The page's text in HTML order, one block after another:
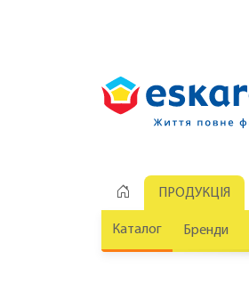
ПРОДУКЦІЯ
Каталог Бренди